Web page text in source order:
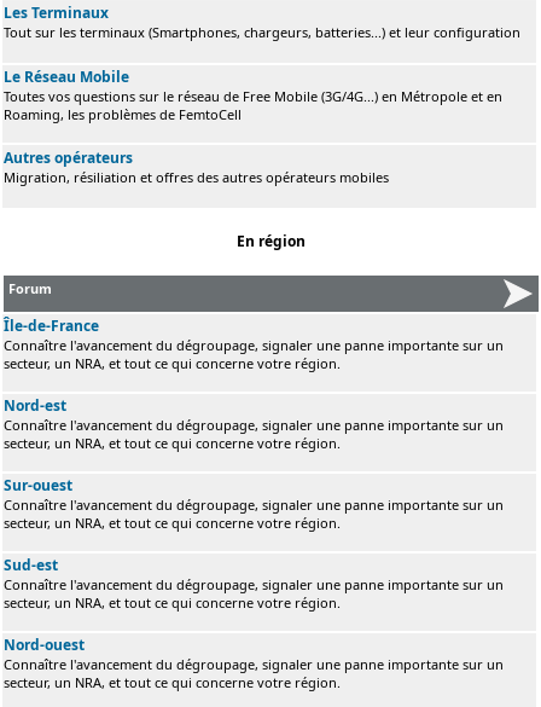
Les Terminaux
Tout sur les terminaux (Smartphones, chargeurs, batteries...) et leur configuration
Le Réseau Mobile
Toutes vos questions sur le réseau de Free Mobile (3G/4G...) en Métropole et en
Roaming, les problèmes de FemtoCell
Autres opérateurs
Migration, résiliation et offres des autres opérateurs mobiles
En région
Forum
Île-de-France
Connaître l'avancement du dégroupage, signaler une panne importante sur un
secteur, un NRA, et tout ce qui concerne votre région.
Nord-est
Connaître l'avancement du dégroupage, signaler une panne importante sur un
secteur, un NRA, et tout ce qui concerne votre région.
Sur-ouest
Connaître l'avancement du dégroupage, signaler une panne importante sur un
secteur, un NRA, et tout ce qui concerne votre région.
Sud-est
Connaître l'avancement du dégroupage, signaler une panne importante sur un
secteur, un NRA, et tout ce qui concerne votre région.
Nord-ouest
Connaître l'avancement du dégroupage, signaler une panne importante sur un
secteur, un NRA, et tout ce qui concerne votre région.